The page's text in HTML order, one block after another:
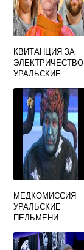
КВИТАНЦИЯ ЗА
ЭЛЕКТРИЧЕСТВО
УРАЛЬСКИЕ
МЕДКОМИССИЯ
УРАЛЬСКИЕ
ПЕЛЬМЕНИ